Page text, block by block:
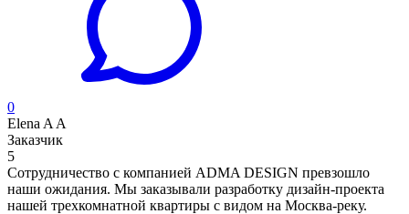
0
Elena A A
Заказчик
5
Сотрудничество с компанией ADMA DESIGN превзошло
наши ожидания. Мы заказывали разработку дизайн-проекта
нашей трехкомнатной квартиры с видом на Москва-реку.